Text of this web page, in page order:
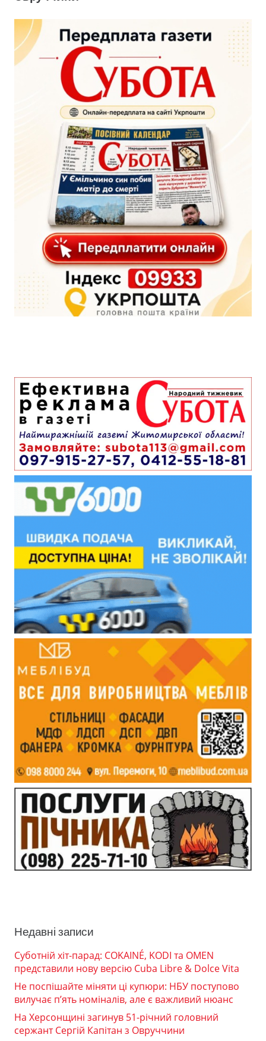
Недавні записи
Суботній хіт-парад: COKAINÉ, KODI та OMEN
представили нову версію Cuba Libre & Dolce Vita
Не поспішайте міняти ці купюри: НБУ поступово
вилучає п’ять номіналів, але є важливий нюанс
На Херсонщині загинув 51-річний головний
сержант Сергій Капітан з Овруччини